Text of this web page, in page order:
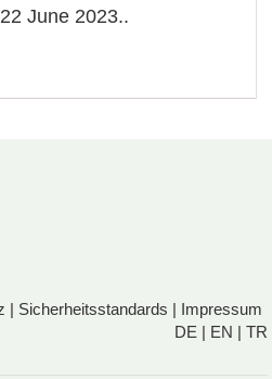
June 2023..
| Sicherheitsstandards | Impressum
DE | EN | TR